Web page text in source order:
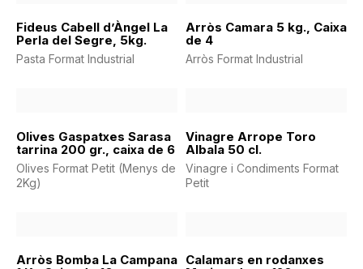
Fideus Cabell d’Àngel La
Perla del Segre, 5kg.
Pasta Format Industrial
Arròs Camara 5 kg., Caixa
de 4
Arròs Format Industrial
Olives Gaspatxes Sarasa
tarrina 200 gr., caixa de 6
Olives Format Petit (Menys de
2Kg)
Vinagre Arrope Toro
Albala 50 cl.
Vinagre i Condiments Format
Petit
Arròs Bomba La Campana Calamars en rodanxes